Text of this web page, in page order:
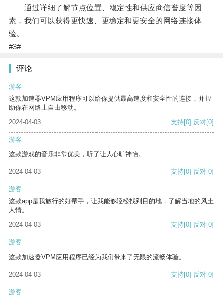
通过详细了解节点位置、稳定性和供应商信誉度等因
素，我们可以获得更快速、更稳定和更安全的网络连接体
验。
#3#
评论
游客
这款加速器VPM应用程序可以给你提供最高速度和安全性的连接，并帮
助你在网络上自由移动。
2024-04-03
支持[0] 反对[0]
游客
这款游戏的音乐非常优美，听了让人心旷神怡。
2024-04-03 支持[0] 反对[0]
游客
这款app是我旅行的好帮手，让我能够轻松找到目的地，了解当地的风土
人情。
2024-04-03
支持[0] 反对[0]
游客
这款加速器VPM应用程序已经为我们带来了无限的流畅体验。
2024-04-03 支持[0] 反对[0]
游客